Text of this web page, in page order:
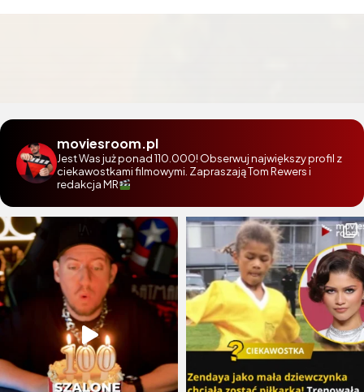
moviesroom.pl
Jest Was już ponad 110.000! Obserwuj największy profil z
ciekawostkami filmowymi. Zapraszają Tom Rewers i
redakcja MR